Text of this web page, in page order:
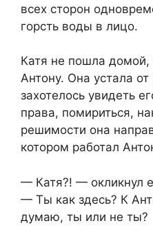
всех сторон
горсть воды в лицо.
Катя не пошла домой,
Антону. Она устала
захотелось увидеть
права, помириться,
решимости она
котором работал
— Катя?! — окликнул
— Ты как здесь? К
думаю, ты или не ты?